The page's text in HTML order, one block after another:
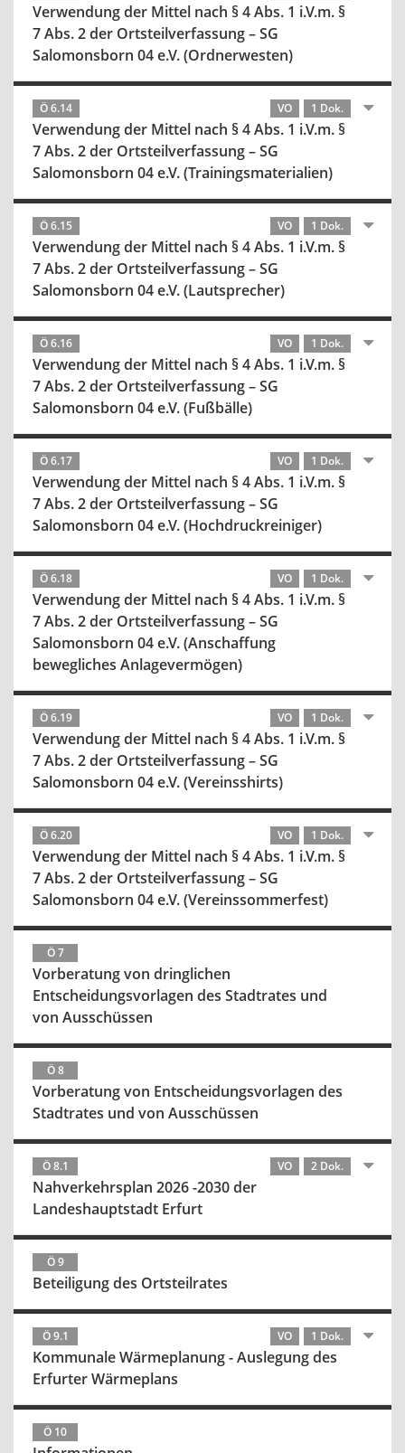
Verwendung der Mittel nach § 4 Abs. 1 i.V.m. §
7 Abs. 2 der Ortsteilverfassung – SG
Salomonsborn 04 e.V. (Ordnerwesten)
Ö 6.14 VO 1 Dok.
Verwendung der Mittel nach § 4 Abs. 1 i.V.m. §
7 Abs. 2 der Ortsteilverfassung – SG
Salomonsborn 04 e.V. (Trainingsmaterialien)
Ö 6.15 VO 1 Dok.
Verwendung der Mittel nach § 4 Abs. 1 i.V.m. §
7 Abs. 2 der Ortsteilverfassung – SG
Salomonsborn 04 e.V. (Lautsprecher)
Ö 6.16 VO 1 Dok.
Verwendung der Mittel nach § 4 Abs. 1 i.V.m. §
7 Abs. 2 der Ortsteilverfassung – SG
Salomonsborn 04 e.V. (Fußbälle)
Ö 6.17 VO 1 Dok.
Verwendung der Mittel nach § 4 Abs. 1 i.V.m. §
7 Abs. 2 der Ortsteilverfassung – SG
Salomonsborn 04 e.V. (Hochdruckreiniger)
Ö 6.18 VO 1 Dok.
Verwendung der Mittel nach § 4 Abs. 1 i.V.m. §
7 Abs. 2 der Ortsteilverfassung – SG
Salomonsborn 04 e.V. (Anschaffung
bewegliches Anlagevermögen)
Ö 6.19 VO 1 Dok.
Verwendung der Mittel nach § 4 Abs. 1 i.V.m. §
7 Abs. 2 der Ortsteilverfassung – SG
Salomonsborn 04 e.V. (Vereinsshirts)
Ö 6.20 VO 1 Dok.
Verwendung der Mittel nach § 4 Abs. 1 i.V.m. §
7 Abs. 2 der Ortsteilverfassung – SG
Salomonsborn 04 e.V. (Vereinssommerfest)
Ö 7
Vorberatung von dringlichen
Entscheidungsvorlagen des Stadtrates und
von Ausschüssen
Ö 8
Vorberatung von Entscheidungsvorlagen des
Stadtrates und von Ausschüssen
Ö 8.1 VO 2 Dok.
Nahverkehrsplan 2026 -2030 der
Landeshauptstadt Erfurt
Ö 9
Beteiligung des Ortsteilrates
Ö 9.1 VO 1 Dok.
Kommunale Wärmeplanung - Auslegung des
Erfurter Wärmeplans
Ö 10